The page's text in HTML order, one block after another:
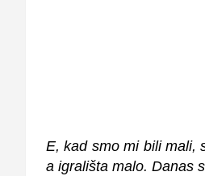
E, kad smo mi bili mali,
a igrališta malo. Danas